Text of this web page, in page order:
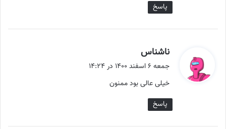
پاسخ
ناشناس
ف
:
جمعه ۶ اسفند ۱۴۰۰ در ۱۴:۲۴
خیلی عالی بود ممنون
پاسخ